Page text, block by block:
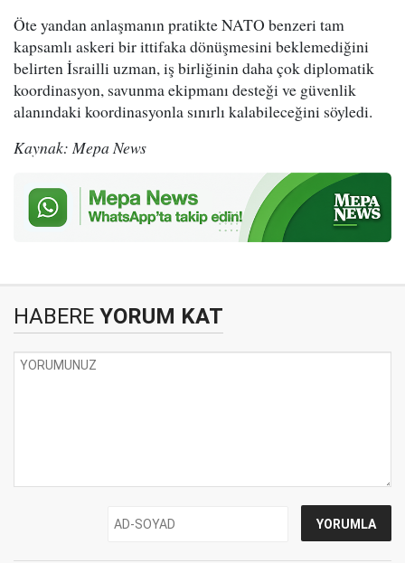
Öte yandan anlaşmanın pratikte NATO benzeri tam
kapsamlı askeri bir ittifaka dönüşmesini beklemediğini
belirten İsrailli uzman, iş birliğinin daha çok diplomatik
koordinasyon, savunma ekipmanı desteği ve güvenlik
alanındaki koordinasyonla sınırlı kalabileceğini söyledi.
Kaynak: Mepa News
HABERE YORUM KAT